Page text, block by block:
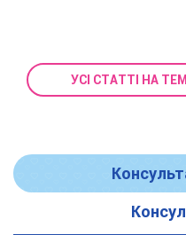
УСІ СТАТТІ НА